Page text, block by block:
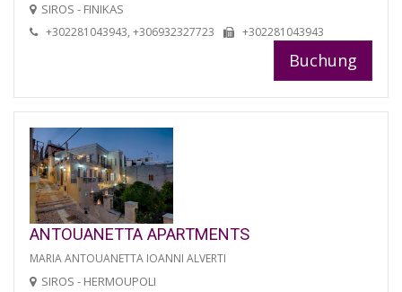
SIROS - FINIKAS
+302281043943, +306932327723 +302281043943
Buchung
ANTOUANETTA APARTMENTS
MARIA ANTOUANETTA IOANNI ALVERTI
SIROS - HERMOUPOLI